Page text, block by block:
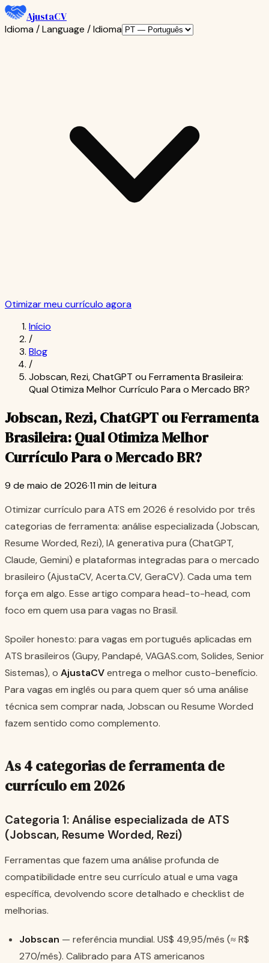
AjustaCV
Idioma / Language / Idioma
Otimizar meu currículo agora
Início
/
Blog
/
Jobscan, Rezi, ChatGPT ou Ferramenta Brasileira:
Qual Otimiza Melhor Currículo Para o Mercado BR?
Jobscan, Rezi, ChatGPT ou Ferramenta
Brasileira: Qual Otimiza Melhor
Currículo Para o Mercado BR?
9 de maio de 2026·11 min de leitura
Otimizar currículo para ATS em 2026 é resolvido por três
categorias de ferramenta: análise especializada (Jobscan,
Resume Worded, Rezi), IA generativa pura (ChatGPT,
Claude, Gemini) e plataformas integradas para o mercado
brasileiro (AjustaCV, Acerta.CV, GeraCV). Cada uma tem
força em algo. Esse artigo compara head-to-head, com
foco em quem usa para vagas no Brasil.
Spoiler honesto: para vagas em português aplicadas em
ATS brasileiros (Gupy, Pandapé, VAGAS.com, Solides, Senior
Sistemas), o AjustaCVentrega o melhor custo-benefício.
Para vagas em inglês ou para quem quer só uma análise
técnica sem comprar nada, Jobscan ou Resume Worded
fazem sentido como complemento.
As 4 categorias de ferramenta de
currículo em 2026
Categoria 1: Análise especializada de ATS
(Jobscan, Resume Worded, Rezi)
Ferramentas que fazem uma análise profunda de
compatibilidade entre seu currículo atual e uma vaga
específica, devolvendo score detalhado e checklist de
melhorias.
Jobscan — referência mundial. US$ 49,95/mês (≈ R$
270/mês). Calibrado para ATS americanos